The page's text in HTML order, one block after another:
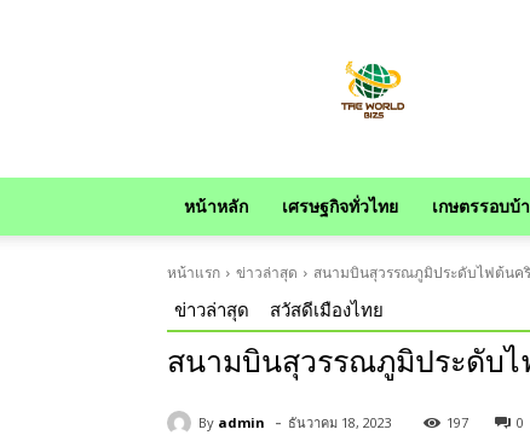
หน้าหลัก เศรษฐกิจทั่วไทย เกษตรรอบบ้
หน้าแรก ข่าวล่าสุด สนามบินสุวรรณภูมิประดับไฟต้นค
ข่าวล่าสุด สวัสดีเมืองไทย
สนามบินสุวรรณภูมิประดับ
By admin - ธันวาคม 18, 2023 197 0